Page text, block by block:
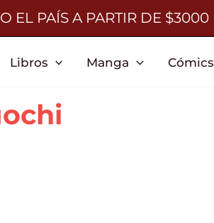
EL PAÍS A PARTIR DE $3000
Libros Manga Cómics